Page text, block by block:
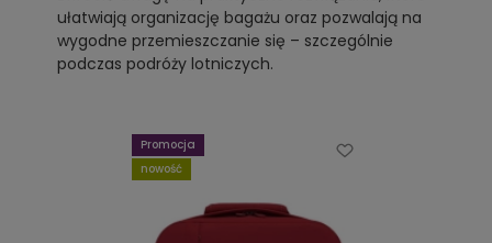
ułatwiają organizację bagażu oraz pozwalają na
wygodne przemieszczanie się – szczególnie
podczas podróży lotniczych.
Promocja
nowość